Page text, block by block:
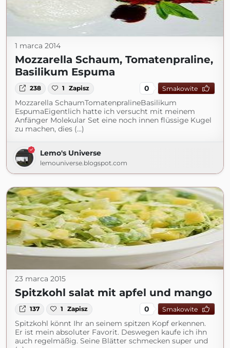
1 marca 2014
Mozzarella Schaum, Tomatenpraline,
Basilikum Espuma
238 1 Zapisz 0 Smakowite
Mozzarella SchaumTomatenpralineBasilikum
EspumaEigentlich hatte ich versucht mit meinem
Anfänger Molekular Set eine noch innen flüssige Kugel
zu machen, dies (...)
Lemo's Universe
lemouniverse.blogspot.com
23 marca 2015
Spitzkohl salat mit apfel und mango
137 1 Zapisz 0 Smakowite
Spitzkohl könnt Ihr an seinem spitzen Kopf erkennen.
Er ist mein absoluter Favorit. Deswegen kaufe ich ihn
auch regelmäßig. Seine Blätter schmecken super und